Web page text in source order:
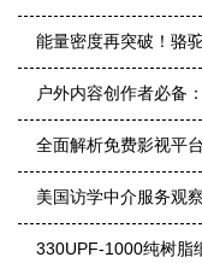
能量密度再突破！骆
户外内容创作者必备
全面解析免费影视平
美国访学中介服务观
330UPF-1000纯树脂